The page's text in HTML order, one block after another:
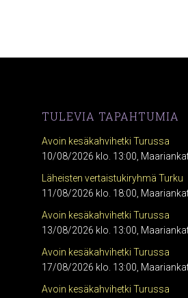
TULEVIA TAPAHTUMIA
Avoin kesäkahvihetki Turussa
10/08/2026 klo. 13:00,
Läheisten vertaistukiryhmä Turku
11/08/2026 klo. 18:00,
Avoin kesäkahvihetki Turussa
13/08/2026 klo. 13:00,
Avoin kesäkahvihetki Turussa
17/08/2026 klo. 13:00,
Avoin kesäkahvihetki Turussa